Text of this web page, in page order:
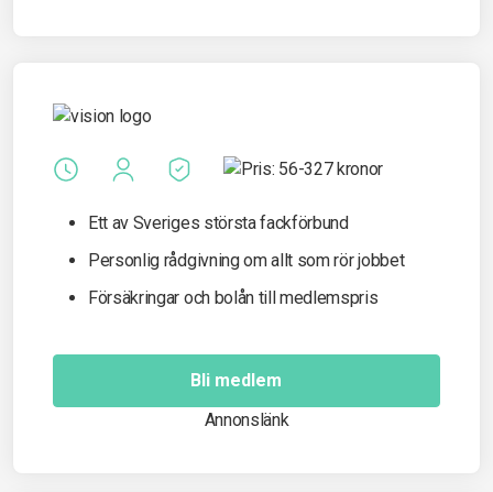
Ett av Sveriges största fackförbund
Personlig rådgivning om allt som rör jobbet
Försäkringar och bolån till medlemspris
Bli medlem
Annonslänk